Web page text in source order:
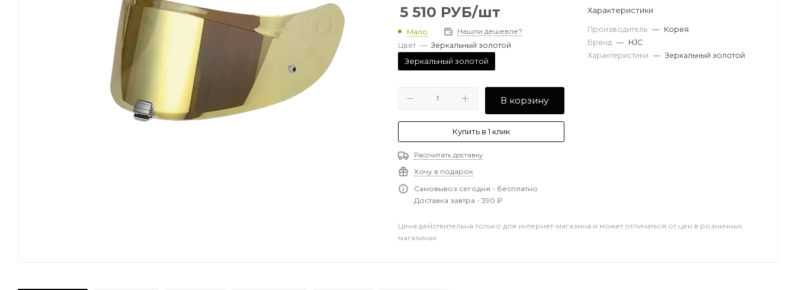
5 510 РУБ/шт
Мало
Нашли дешевле?
Цвет — Зеркальный золотой
Зеркальный золотой
В корзину
Купить в 1 клик
Рассчитать доставку
Хочу в подарок
Самовывоз сегодня - бесплатно
Доставка завтра - 390 ₽
Характеристики
Производитель — Корея
Бренд — HJC
Характеристики — Зеркальный золотой
Цена действительна только для интернет-магазина и может отличаться от цен в розничных
магазинах